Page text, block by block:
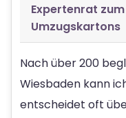
Expertenrat
Umzugskartons
Nach über 200
Wiesbaden kann
entscheidet oft